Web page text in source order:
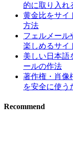
的に取り入れ
黄金比をサイ
方法
フェルメール
楽しめるサイ
美しい日本語
ールの作法
著作権・肖像
を安全に使う
Recommend